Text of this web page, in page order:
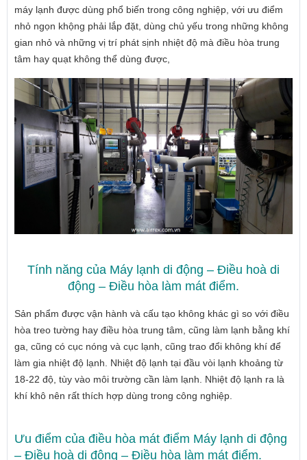
máy lạnh được dùng phổ biến trong công nghiệp, với ưu điểm
nhỏ ngọn khộng phải lắp đặt, dùng chủ yếu trong những không
gian nhỏ và những vị trí phát sịnh nhiệt độ mà điều hòa trung
tâm hay quạt không thể dùng được,
Tính năng của Máy lạnh di động – Điều hoà di
động – Điều hòa làm mát điểm.
Sản phẩm được vận hành và cấu tạo không khác gì so với điều
hòa treo tường hay điều hòa trung tâm, cũng làm lạnh bằng khí
ga, cũng có cục nóng và cục lạnh, cũng trao đổi không khí để
làm gia nhiệt độ lạnh. Nhiệt độ lạnh tại đầu vòi lạnh khoảng từ
18-22 độ, tùy vào môi trường cần làm lạnh. Nhiệt độ lạnh ra là
khí khô nên rất thích hợp dùng trong công nghiệp.
Ưu điểm của điều hòa mát điểm Máy lạnh di động
– Điều hoà di động – Điều hòa làm mát điểm.